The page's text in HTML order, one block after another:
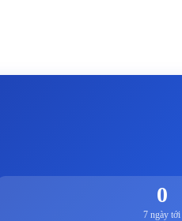
0
7 ngày tới